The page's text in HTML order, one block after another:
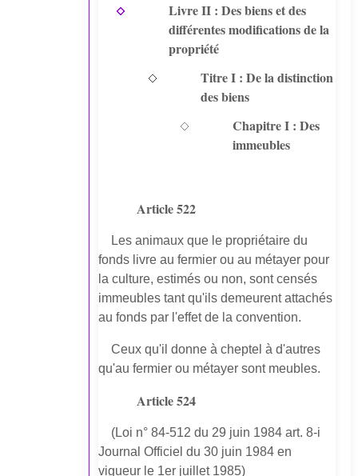
Livre II : Des biens et des
différentes modifications de la
propriété
Titre I : De la distinction
des biens
Chapitre I : Des
immeubles
Article 522
Les animaux que le propriétaire du
fonds livre au fermier ou au métayer pour
la culture, estimés ou non, sont censés
immeubles tant qu'ils demeurent attachés
au fonds par l'effet de la convention.
Ceux qu'il donne à cheptel à d'autres
qu'au fermier ou métayer sont meubles.
Article 524
(Loi n° 84-512 du 29 juin 1984 art. 8-i
Journal Officiel du 30 juin 1984 en
vigueur le 1er juillet 1985)